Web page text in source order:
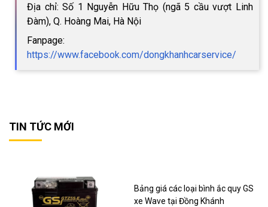
Địa chỉ: Số 1 Nguyễn Hữu Thọ (ngã 5 cầu vượt Linh
Đàm), Q. Hoàng Mai, Hà Nội
Fanpage:
https://www.facebook.com/dongkhanhcarservice/
TIN TỨC MỚI
Bảng giá các loại bình ắc quy GS
xe Wave tại Đồng Khánh